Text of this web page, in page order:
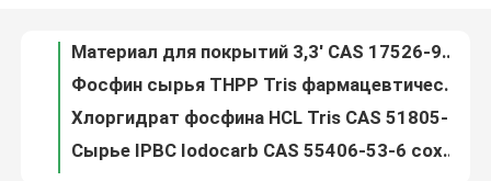
Проверка качества
Свяжитесь мы
Сырье IPBC Iodocarb CAS 55406-53-6 сохранительное для продуктов заботы кожи
Белые BCDMH пудрят CAS 32718-18-6 для дезодоратора и уборщика
99,0% сырье Piroctone Olamine личной заботы пудрит CAS 68890-66-4
Climbazole пудрит агент C15H17ClN2O2 лекарства имидазола CAS 38083-17-9 противогрибковый